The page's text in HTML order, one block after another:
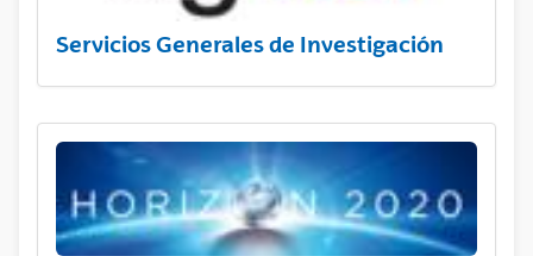
Servicios Generales de Investigación